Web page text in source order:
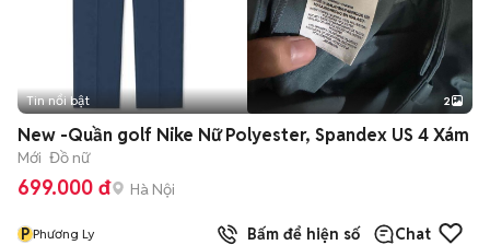
Tin nổi bật 2
New -Quần golf Nike Nữ Polyester, Spandex US 4 Xám
Mới Đồ nữ
699.000 đ Hà Nội
P Phương Ly Bấm để hiện số Chat